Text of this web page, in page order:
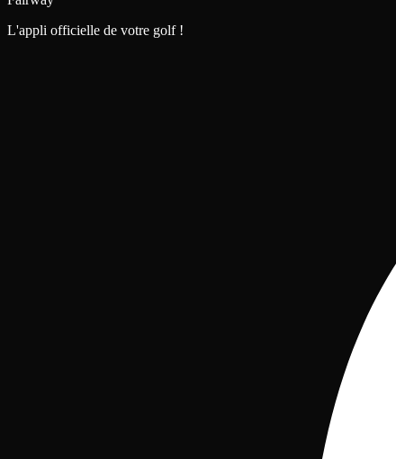
L'appli officielle de votre golf !